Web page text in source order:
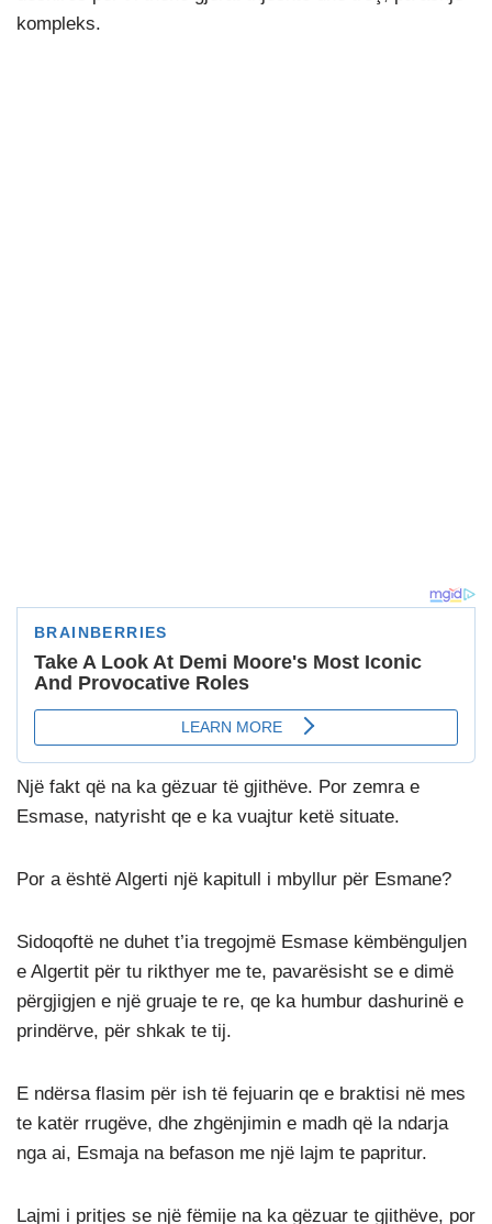
kompleks.
Një fakt që na ka gëzuar të gjithëve. Por zemra e
Esmase, natyrisht qe e ka vuajtur ketë situate.
Por a është Algerti një kapitull i mbyllur për Esmane?
Sidoqoftë ne duhet t’ia tregojmë Esmase këmbënguljen
e Algertit për tu rikthyer me te, pavarësisht se e dimë
përgjigjen e një gruaje te re, qe ka humbur dashurinë e
prindërve, për shkak te tij.
E ndërsa flasim për ish të fejuarin qe e braktisi në mes
te katër rrugëve, dhe zhgënjimin e madh që la ndarja
nga ai, Esmaja na befason me një lajm te papritur.
Lajmi i pritjes se një fëmije na ka gëzuar te gjithëve, por